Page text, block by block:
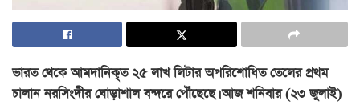
ভারত থেকে আমদানিকৃত ২৫ লাখ লিটার অপরিশোধিত তেলের প্রথম
চালান নরসিংদীর ঘোড়াশাল বন্দরে পৌঁছেছে। আজ শনিবার (২৩ জুলাই)